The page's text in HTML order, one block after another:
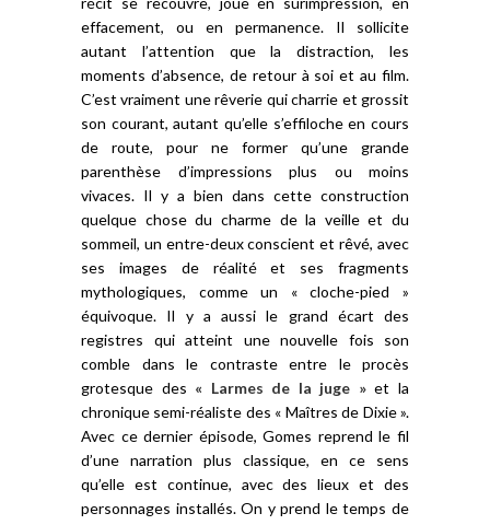
effacement, ou en permanence. Il sollicite
autant l’attention que la distraction, les
moments d’absence, de retour à soi et au film.
C’est vraiment une rêverie qui charrie et grossit
son courant, autant qu’elle s’effiloche en cours
de route, pour ne former qu’une grande
parenthèse d’impressions plus ou moins
vivaces. Il y a bien dans cette construction
quelque chose du charme de la veille et du
sommeil, un entre-deux conscient et rêvé, avec
ses images de réalité et ses fragments
mythologiques, comme un « cloche-pied »
équivoque. Il y a aussi le grand écart des
registres qui atteint une nouvelle fois son
comble dans le contraste entre le procès
grotesque des « Larmes de la juge »et la
chronique semi-réaliste des « Maîtres de Dixie ».
Avec ce dernier épisode, Gomes reprend le fil
d’une narration plus classique, en ce sens
qu’elle est continue, avec des lieux et des
personnages installés. On y prend le temps de